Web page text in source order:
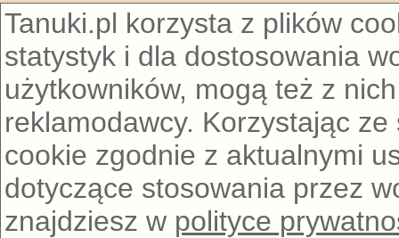
Tanuki.pl korzysta z plików
statystyk i dla dostosowania
użytkowników, mogą też z
reklamodawcy. Korzystając
cookie zgodnie z aktualnymi
dotyczące stosowania przez
znajdziesz w polityce